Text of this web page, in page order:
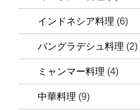
インドネシア料理 (6)
バングラデシュ料理 (2)
ミャンマー料理 (4)
中華料理 (9)